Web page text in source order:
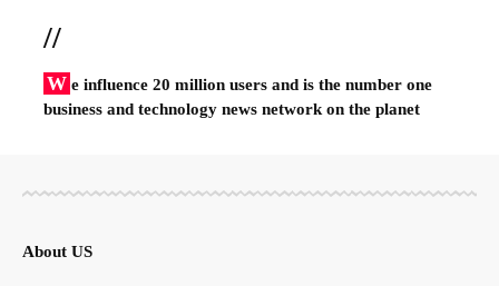
//
W e influence 20 million users and is the number one
business and technology news network on the planet
About US